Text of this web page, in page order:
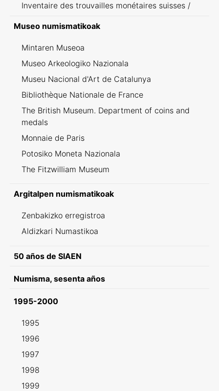
Inventaire des trouvailles monétaires suisses /
Museo numismatikoak
Mintaren Museoa
Museo Arkeologiko Nazionala
Museu Nacional d'Art de Catalunya
Bibliothèque Nationale de France
The British Museum. Department of coins and
medals
Monnaie de Paris
Potosiko Moneta Nazionala
The Fitzwilliam Museum
Argitalpen numismatikoak
Zenbakizko erregistroa
Aldizkari Numastikoa
50 años de SIAEN
Numisma, sesenta años
1995-2000
1995
1996
1997
1998
1999